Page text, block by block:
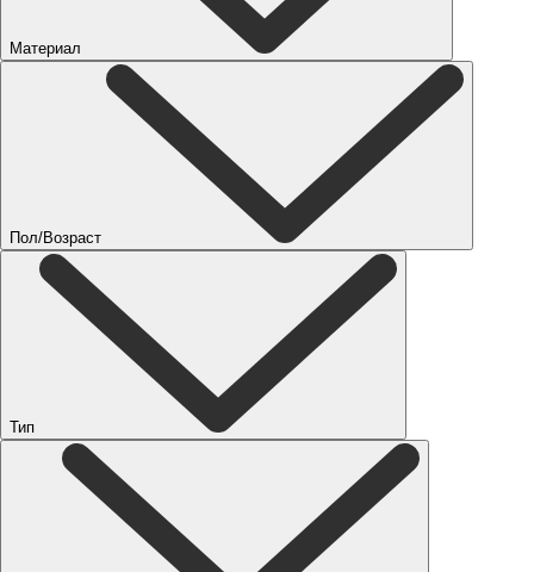
Материал
Пол/Возраст
Тип